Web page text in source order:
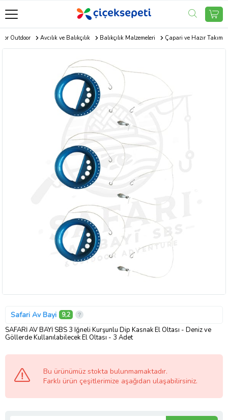
Outdoor Avcılık ve Balıkçılık Balıkçılık Malzemeleri Çapari ve Hazır Takım
Safari Av Bayi 9,2
SAFARİ AV BAYİ SBS 3 Iğneli Kurşunlu Dip Kasnak El Oltası - Deniz ve
Göllerde Kullanılabilecek El Oltası - 3 Adet
Bu ürünümüz stokta bulunmamaktadır.
Farklı ürün çeşitlerimize aşağıdan ulaşabilirsiniz.